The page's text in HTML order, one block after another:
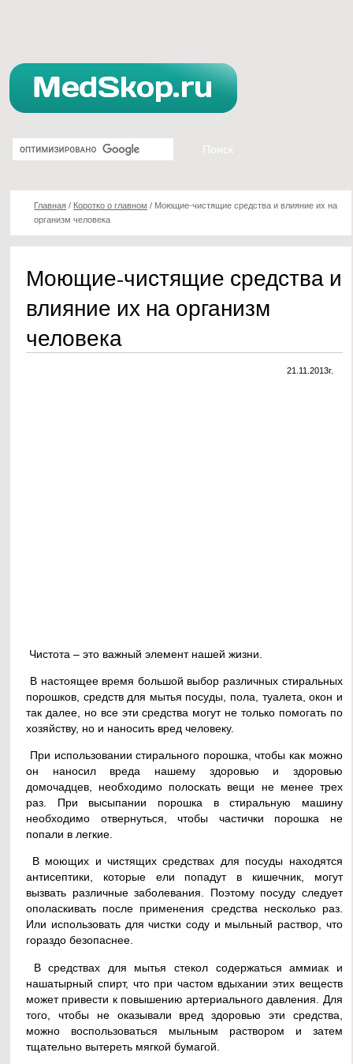
Главная / Коротко о главном / Моющие-чистящие средства и влияние их на
организм человека
Моющие-чистящие средства и
влияние их на организм
человека
21.11.2013г.
Чистота – это важный элемент нашей жизни.
В настоящее время большой выбор различных стиральных
порошков, средств для мытья посуды, пола, туалета, окон и
так далее, но все эти средства могут не только помогать по
хозяйству, но и наносить вред человеку.
При использовании стирального порошка, чтобы как можно
он наносил вреда нашему здоровью и здоровью
домочадцев, необходимо полоскать вещи не менее трех
раз. При высыпании порошка в стиральную машину
необходимо отвернуться, чтобы частички порошка не
попали в легкие.
В моющих и чистящих средствах для посуды находятся
антисептики, которые ели попадут в кишечник, могут
вызвать различные заболевания. Поэтому посуду следует
ополаскивать после применения средства несколько раз.
Или использовать для чистки соду и мыльный раствор, что
гораздо безопаснее.
В средствах для мытья стекол содержаться аммиак и
нашатырный спирт, что при частом вдыхании этих веществ
может привести к повышению артериального давления. Для
того, чтобы не оказывали вред здоровью эти средства,
можно воспользоваться мыльным раствором и затем
тщательно вытереть мягкой бумагой.